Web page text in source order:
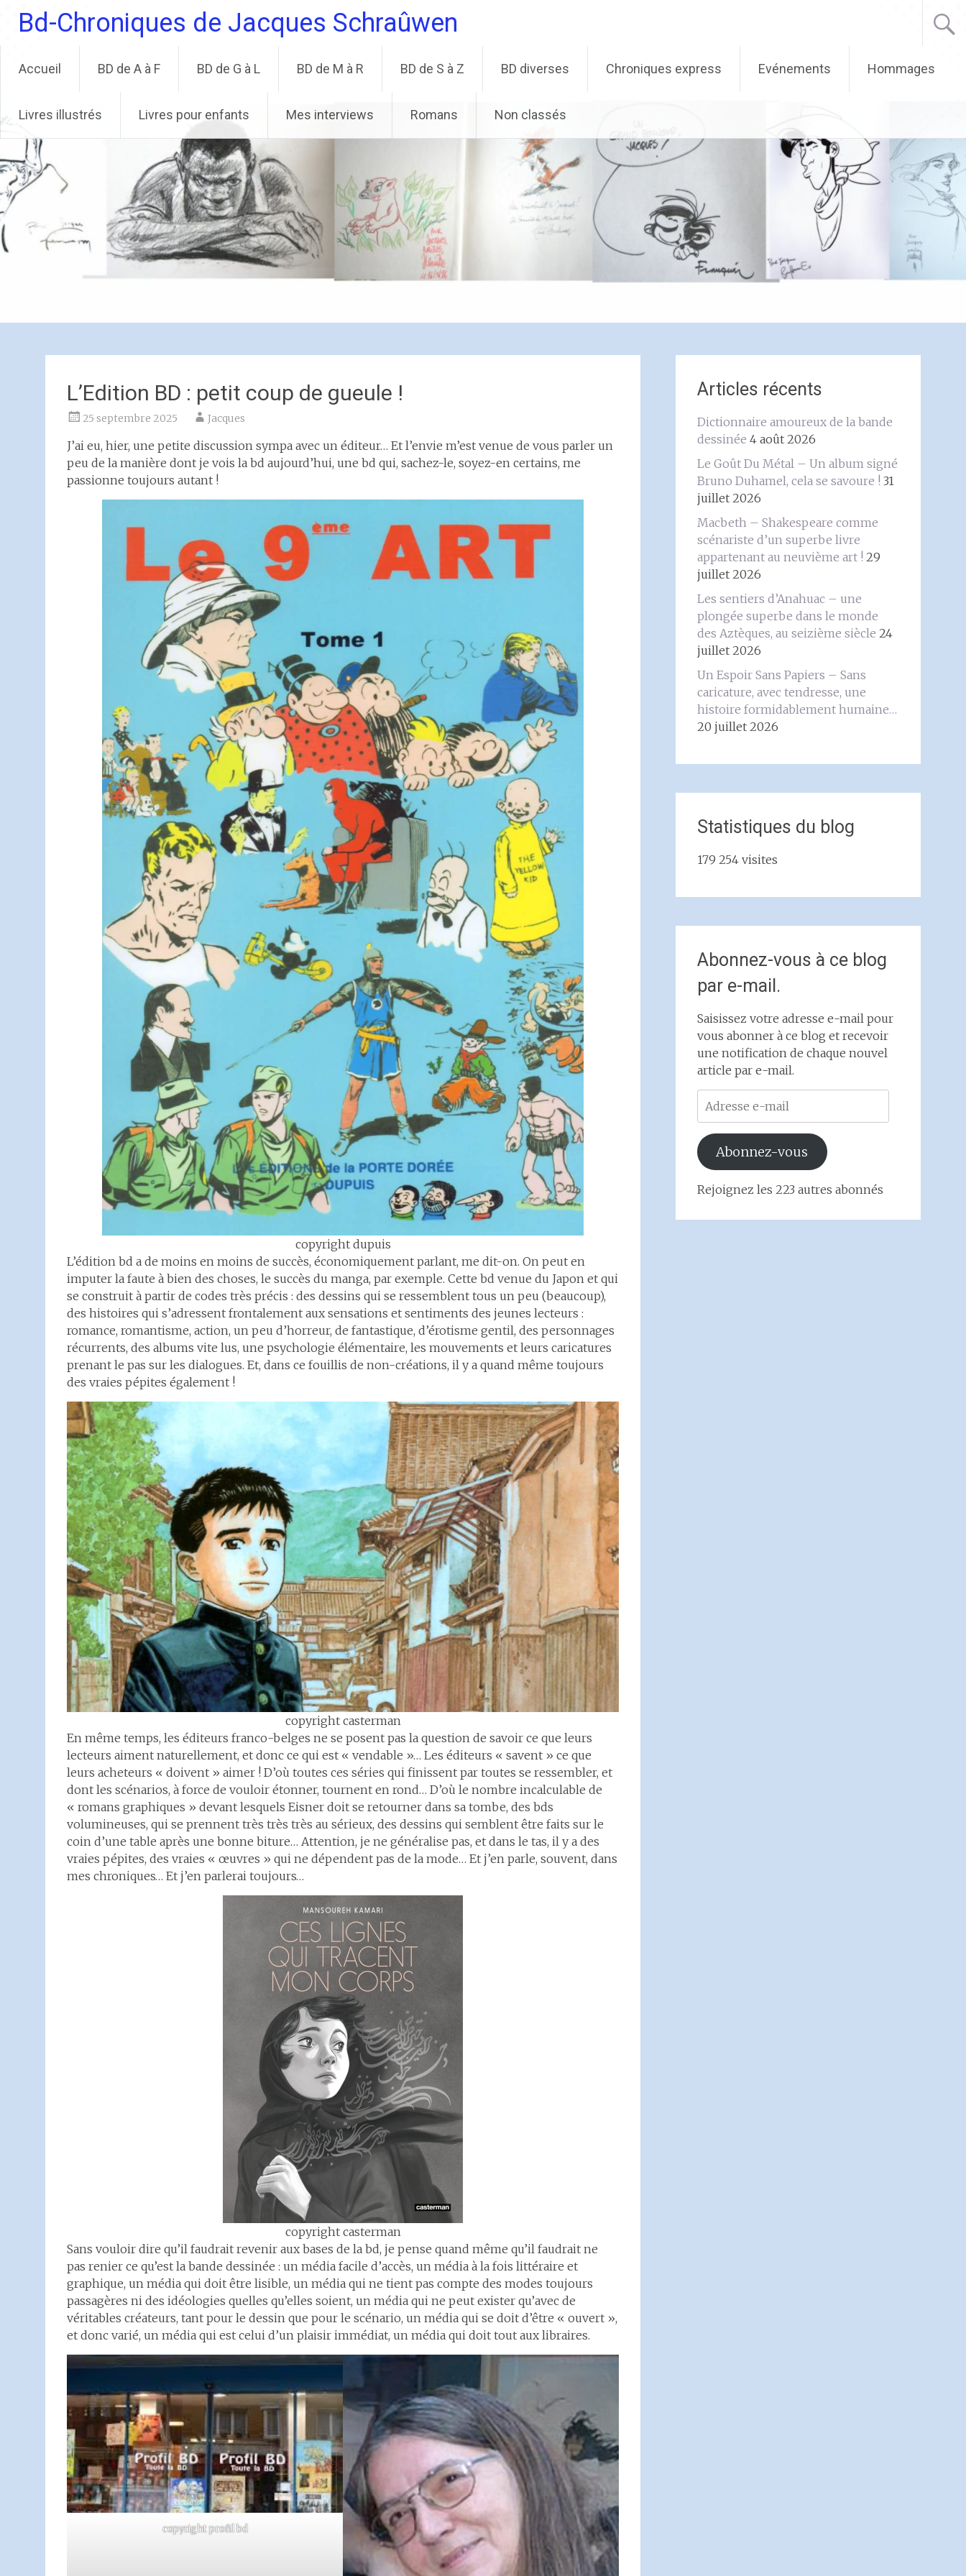
contenu
Bd-Chroniques de Jacques Schraûwen
Accueil BD de A à F BD de G à L BD de M à R BD de S à Z BD diverses Chroniques express Evénements Hommages
Livres illustrés Livres pour enfants Mes interviews Romans Non classés
L’Edition BD : petit coup de gueule !
25 septembre 2025 Jacques
J’ai eu, hier, une petite discussion sympa avec un éditeur… Et l’envie m’est venue de vous parler un
peu de la manière dont je vois la bd aujourd’hui, une bd qui, sachez-le, soyez-en certains, me
passionne toujours autant !
copyright dupuis
L’édition bd a de moins en moins de succès, économiquement parlant, me dit-on. On peut en
imputer la faute à bien des choses, le succès du manga, par exemple. Cette bd venue du Japon et qui
se construit à partir de codes très précis : des dessins qui se ressemblent tous un peu (beaucoup),
des histoires qui s’adressent frontalement aux sensations et sentiments des jeunes lecteurs :
romance, romantisme, action, un peu d’horreur, de fantastique, d’érotisme gentil, des personnages
récurrents, des albums vite lus, une psychologie élémentaire, les mouvements et leurs caricatures
prenant le pas sur les dialogues. Et, dans ce fouillis de non-créations, il y a quand même toujours
des vraies pépites également !
copyright casterman
En même temps, les éditeurs franco-belges ne se posent pas la question de savoir ce que leurs
lecteurs aiment naturellement, et donc ce qui est « vendable »… Les éditeurs « savent » ce que
leurs acheteurs « doivent » aimer ! D’où toutes ces séries qui finissent par toutes se ressembler, et
dont les scénarios, à force de vouloir étonner, tournent en rond… D’où le nombre incalculable de
« romans graphiques » devant lesquels Eisner doit se retourner dans sa tombe, des bds
volumineuses, qui se prennent très très très au sérieux, des dessins qui semblent être faits sur le
coin d’une table après une bonne biture… Attention, je ne généralise pas, et dans le tas, il y a des
vraies pépites, des vraies « œuvres » qui ne dépendent pas de la mode… Et j’en parle, souvent, dans
mes chroniques… Et j’en parlerai toujours…
copyright casterman
Sans vouloir dire qu’il faudrait revenir aux bases de la bd, je pense quand même qu’il faudrait ne
pas renier ce qu’est la bande dessinée : un média facile d’accès, un média à la fois littéraire et
graphique, un média qui doit être lisible, un média qui ne tient pas compte des modes toujours
passagères ni des idéologies quelles qu’elles soient, un média qui ne peut exister qu’avec de
véritables créateurs, tant pour le dessin que pour le scénario, un média qui se doit d’être « ouvert »,
et donc varié, un média qui est celui d’un plaisir immédiat, un média qui doit tout aux libraires.
copyright profil bd
Articles récents
Dictionnaire amoureux de la bande
dessinée 4 août 2026
Le Goût Du Métal – Un album signé
Bruno Duhamel, cela se savoure ! 31
juillet 2026
Macbeth – Shakespeare comme
scénariste d’un superbe livre
appartenant au neuvième art ! 29
juillet 2026
Les sentiers d’Anahuac – une
plongée superbe dans le monde
des Aztèques, au seizième siècle 24
juillet 2026
Un Espoir Sans Papiers – Sans
caricature, avec tendresse, une
histoire formidablement humaine…
20 juillet 2026
Statistiques du blog
179 254 visites
Abonnez-vous à ce blog
par e-mail.
Saisissez votre adresse e-mail pour
vous abonner à ce blog et recevoir
une notification de chaque nouvel
article par e-mail.
Adresse
e-
mail
Abonnez-vous
Rejoignez les 223 autres abonnés